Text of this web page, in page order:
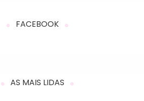
FACEBOOK
AS MAIS LIDAS